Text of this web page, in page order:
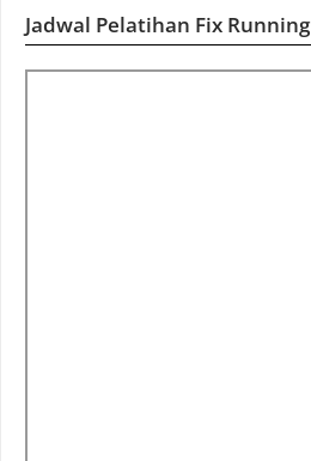
Jadwal Pelatihan Fix Running